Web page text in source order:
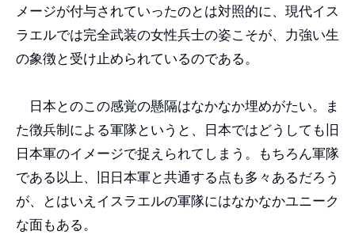
メージが付与されていったのとは対照的に、現代イス
ラエルでは完全武装の女性兵士の姿こそが、力強い生
の象徴と受け止められているのである。
日本とのこの感覚の懸隔はなかなか埋めがたい。ま
た徴兵制による軍隊というと、日本ではどうしても旧
日本軍のイメージで捉えられてしまう。もちろん軍隊
である以上、旧日本軍と共通する点も多々あるだろう
が、とはいえイスラエルの軍隊にはなかなかユニーク
な面もある。